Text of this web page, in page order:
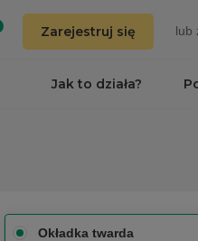
Zarejestruj się lub
Jak to działa?
Okładka twarda